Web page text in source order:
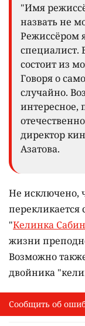
"Имя
назвать не
Режиссёром
специалист.
состоит из
Говоря о
случайно.
интересное,
директор
Азатова.
Не исключено,
перекликается
"Келинка
жизни
Возможно
двойника
I
Сообщить об
Выделите
Сообщить об